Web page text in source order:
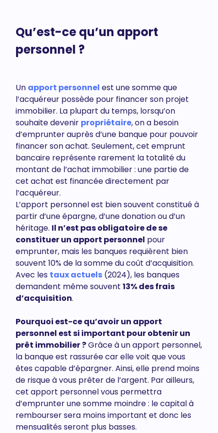
Qu’est-ce qu’un apport
personnel ?
Un apport personnel est une somme que
l’acquéreur possède pour financer son projet
immobilier. La plupart du temps, lorsqu’on
souhaite devenir propriétaire, on a besoin
d’emprunter auprès d’une banque pour pouvoir
financer son achat. Seulement, cet emprunt
bancaire représente rarement la totalité du
montant de l’achat immobilier : une partie de
cet achat est financée directement par
l’acquéreur.
L’apport personnel est bien souvent constitué à
partir d’une épargne, d’une donation ou d’un
héritage. Il n’est pas obligatoire de se
constituer un apport personnel pour
emprunter, mais les banques requièrent bien
souvent 10% de la somme du coût d’acquisition.
Avec les taux actuels (2024), les banques
demandent même souvent 13% des frais
d’acquisition.
Pourquoi est-ce qu’avoir un apport
personnel est si important pour obtenir un
prêt immobilier ?Grâce à un apport personnel,
la banque est rassurée car elle voit que vous
êtes capable d’épargner. Ainsi, elle prend moins
de risque à vous prêter de l’argent. Par ailleurs,
cet apport personnel vous permettra
d’emprunter une somme moindre : le capital à
rembourser sera moins important et donc les
mensualités seront plus basses.